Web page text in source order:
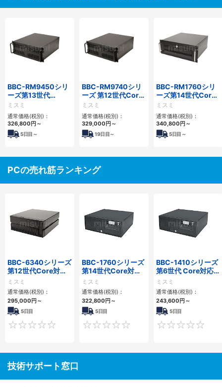
BBC-RM9450シリ
ーズ第13世代
Core・12世代
Celeron対応ラック
マウント4PCIe
ミスミ
通常価格(税別)：
326,800円～
5日目～
BBC-RM9740シリ
ーズ 第12世代Core
対応ラックマウント
FAPC4PCI・3PCIe
ミスミ
通常価格(税別)：
329,000円～
19日目～
BBC-RM1760シリ
ーズ第14世代Core
対応ラックマウント
3PCIe
ミスミ
通常価格(税別)：
340,800円～
5日目～
PCの売れ筋ランキング
BBC-6340シリーズ
第12世代Core対応
小型フロアマウント
PC2PCI/2PCIe
ミスミ
通常価格(税別)：
295,000円～
5日目
0
BBC-1760シリーズ
第14世代Core対応
小型フロアマウント
3PCIe
ミスミ
通常価格(税別)：
322,800円～
5日目
0
BBC-1410シリーズ
第6世代 Core対応フ
ロアマウントFAPC
3PCI・3PCIe
ミスミ
通常価格(税別)：
243,600円～
5日目
技術サポート窓口